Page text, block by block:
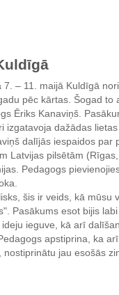
7. – 11. maijā Kuldīgā
pēc kārtas. Šogad to
Ēriks Kanaviņš.
izgatavoja dažādas
dalījās iespaidos par
Latvijas pilsētām
Pedagogs
šis ir veids, kā
Pasākums esot bijis
ieguve, kā arī
apstiprina, ka
jau esošās